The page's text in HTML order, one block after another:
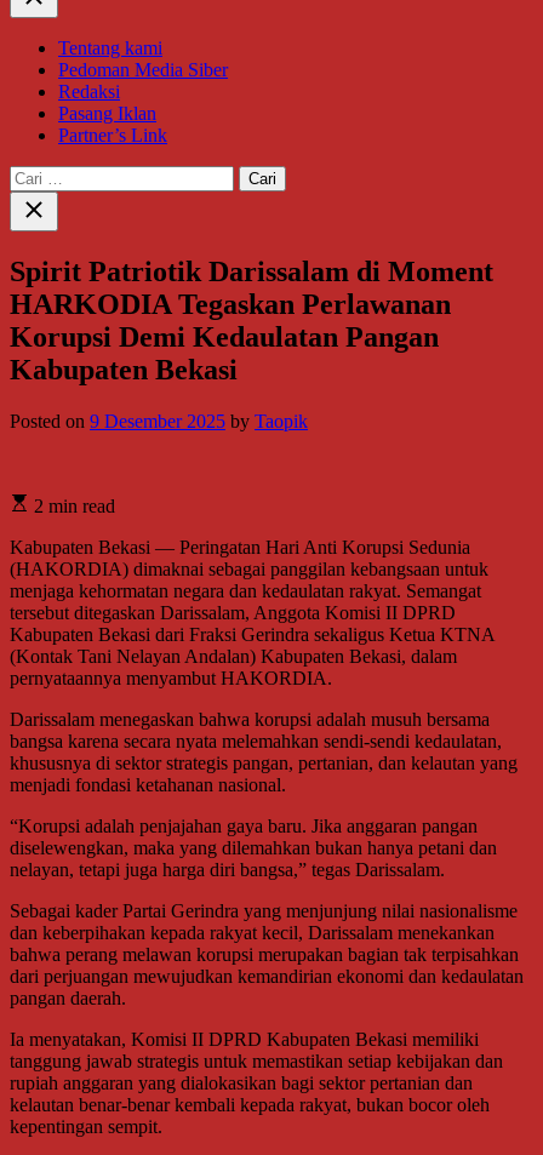
Tentang kami
Pedoman Media Siber
Redaksi
Pasang Iklan
Partner’s Link
Cari
untuk:
Close
search
Spirit Patriotik Darissalam di Moment
HARKODIA Tegaskan Perlawanan
Korupsi Demi Kedaulatan Pangan
Kabupaten Bekasi
Posted on 9 Desember 2025 by Taopik
2 min read
Kabupaten Bekasi — Peringatan Hari Anti Korupsi Sedunia
(HAKORDIA) dimaknai sebagai panggilan kebangsaan untuk
menjaga kehormatan negara dan kedaulatan rakyat. Semangat
tersebut ditegaskan Darissalam, Anggota Komisi II DPRD
Kabupaten Bekasi dari Fraksi Gerindra sekaligus Ketua KTNA
(Kontak Tani Nelayan Andalan) Kabupaten Bekasi, dalam
pernyataannya menyambut HAKORDIA.
Darissalam menegaskan bahwa korupsi adalah musuh bersama
bangsa karena secara nyata melemahkan sendi-sendi kedaulatan,
khususnya di sektor strategis pangan, pertanian, dan kelautan yang
menjadi fondasi ketahanan nasional.
“Korupsi adalah penjajahan gaya baru. Jika anggaran pangan
diselewengkan, maka yang dilemahkan bukan hanya petani dan
nelayan, tetapi juga harga diri bangsa,” tegas Darissalam.
Sebagai kader Partai Gerindra yang menjunjung nilai nasionalisme
dan keberpihakan kepada rakyat kecil, Darissalam menekankan
bahwa perang melawan korupsi merupakan bagian tak terpisahkan
dari perjuangan mewujudkan kemandirian ekonomi dan kedaulatan
pangan daerah.
Ia menyatakan, Komisi II DPRD Kabupaten Bekasi memiliki
tanggung jawab strategis untuk memastikan setiap kebijakan dan
rupiah anggaran yang dialokasikan bagi sektor pertanian dan
kelautan benar-benar kembali kepada rakyat, bukan bocor oleh
kepentingan sempit.